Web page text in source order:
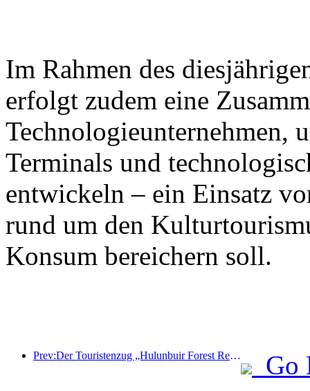
Im Rahmen des
erfolgt zudem eine
Technologieunternehmen,
Terminals und
entwickeln – ein Einsatz
rund um den
Konsum bereichern soll.
Prev:Der Touristenzug „Hulunbuir Forest Rendezvous - Daxinganling Express - Starlight Train - Tianyi Journey“ tritt seine Jungfernfahrt an.
Go